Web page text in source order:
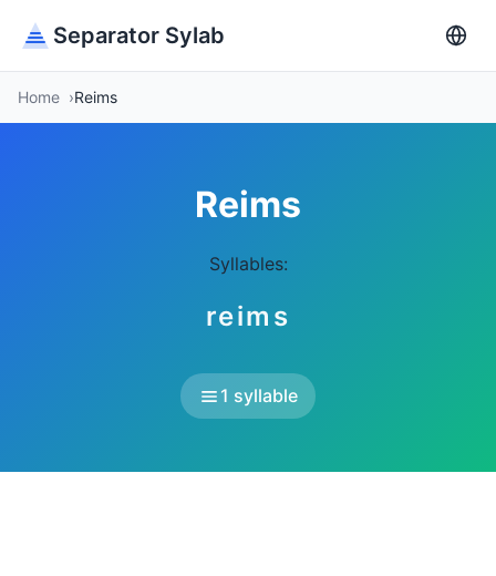
Separator Sylab
Home Reims
Reims
Syllables:
reims
1 syllable